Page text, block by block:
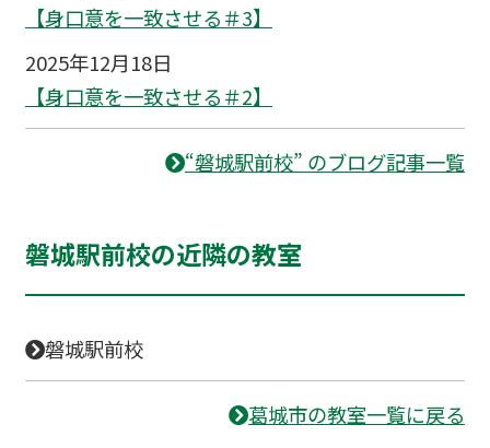
【身口意を一致させる＃3】
2025年12月18日
【身口意を一致させる＃2】
“磐城駅前校” のブログ記事一覧
磐城駅前校の近隣の教室
磐城駅前校
葛城市の教室一覧に戻る